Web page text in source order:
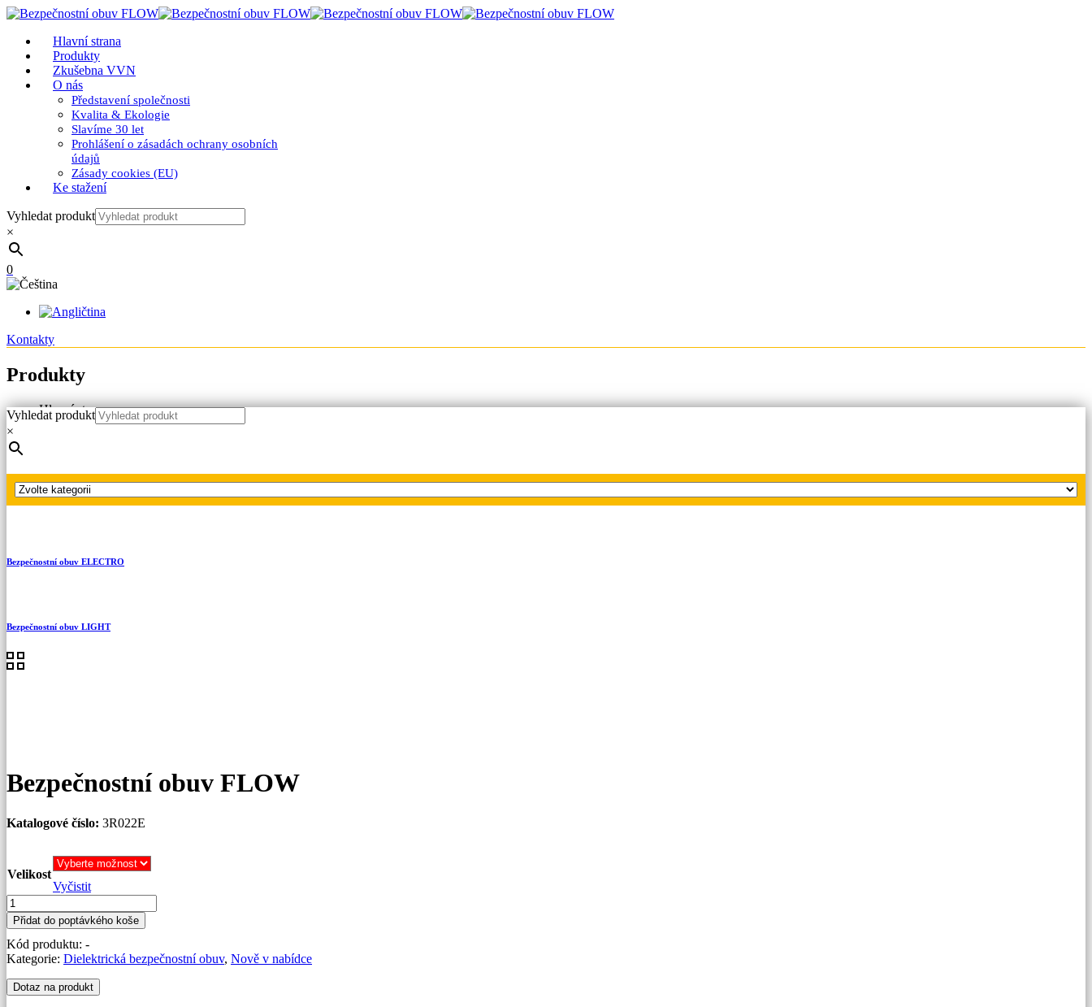
Hlavní strana
Produkty
Zkušebna VVN
O nás
Představení společnosti
Kvalita & Ekologie
Slavíme 30 let
Prohlášení o zásadách ochrany osobních
údajů
Zásady cookies (EU)
Ke stažení
Vyhledat produkt
×
0
Kontakty
Produkty
Hlavní strana
Produkty
Vyhledat produkt
×
Bezpečnostní obuv ELECTRO
Bezpečnostní obuv LIGHT
Bezpečnostní obuv FLOW
Katalogové číslo: 3R022E
Velikost
Vyčistit
Bezpečnostní
obuv
FLOW
množství
Přidat do poptávkého koše
Kód produktu: -
Kategorie: Dielektrická bezpečnostní obuv, Nově v nabídce
Dotaz na produkt